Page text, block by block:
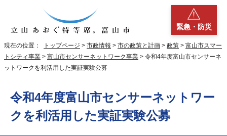
緊急・防災
現在の位置： トップページ > 市政情報 > 市の政策と計画 > 政策 > 富山市スマー
トシティ事業 > 富山市センサーネットワーク事業 > 令和4年度富山市センサーネ
ットワークを利活用した実証実験公募
令和4年度富山市センサーネットワー
クを利活用した実証実験公募